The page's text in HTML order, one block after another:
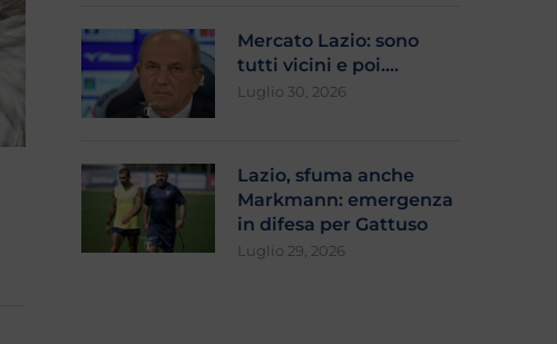
Lazio, Mignogna e lo scudetto del
1915: la...
Giugno 12, 2026
L’estremo atto
dall’Olimpico, sempre al
Mercato Lazio: sono
tutti vicini e poi….
Luglio 30, 2026
Lazio, sfuma anche
Markmann: emergenza
in difesa per Gattuso
Luglio 29, 2026